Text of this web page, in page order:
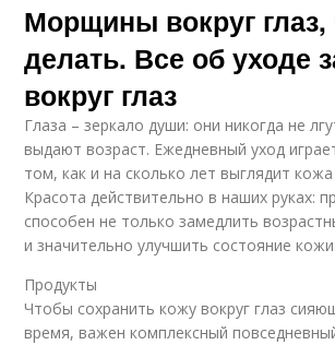
Морщины вокруг глаз,
делать. Все об уходе
вокруг глаз
Глаза – зеркало души: они никогда не
выдают возраст. Ежедневный уход
том, как и на сколько лет выглядит кожа
Красота действительно в наших руках:
способен не только замедлить
и значительно улучшить состояние кожи.
Продукты
Чтобы сохранить кожу вокруг глаз
время, важен комплексный